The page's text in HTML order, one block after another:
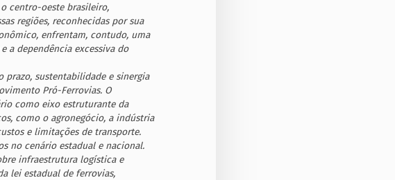
centro-oeste brasileiro,
regiões, reconhecidas por sua
enfrentam, contudo, uma
a dependência excessiva do
sustentabilidade e sinergia
Pró-Ferrovias. O
como eixo estruturante da
como o agronegócio, a indústria
e limitações de transporte.
no cenário estadual e nacional.
infraestrutura logística e
lei estadual de ferrovias,